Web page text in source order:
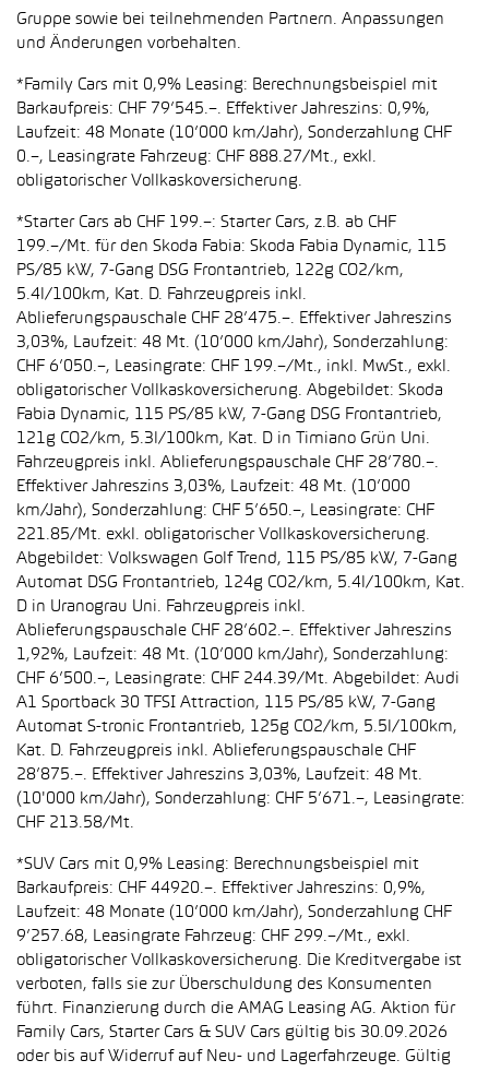
Gruppe sowie bei teilnehmenden Partnern. Anpassungen
und Änderungen vorbehalten.
*Family Cars mit 0,9% Leasing: Berechnungsbeispiel mit
Barkaufpreis: CHF 79’545.–. Effektiver Jahreszins: 0,9%,
Laufzeit: 48 Monate (10’000 km/Jahr), Sonderzahlung CHF
0.–, Leasingrate Fahrzeug: CHF 888.27/Mt., exkl.
obligatorischer Vollkaskoversicherung.
*Starter Cars ab CHF 199.–: Starter Cars, z.B. ab CHF
199.–/Mt. für den Skoda Fabia: Skoda Fabia Dynamic, 115
PS/85 kW, 7-Gang DSG Frontantrieb, 122g CO2/km,
5.4l/100km, Kat. D. Fahrzeugpreis inkl.
Ablieferungspauschale CHF 28’475.–. Effektiver Jahreszins
3,03%, Laufzeit: 48 Mt. (10’000 km/Jahr), Sonderzahlung:
CHF 6’050.–, Leasingrate: CHF 199.–/Mt., inkl. MwSt., exkl.
obligatorischer Vollkaskoversicherung. Abgebildet: Skoda
Fabia Dynamic, 115 PS/85 kW, 7-Gang DSG Frontantrieb,
121g CO2/km, 5.3l/100km, Kat. D in Timiano Grün Uni.
Fahrzeugpreis inkl. Ablieferungspauschale CHF 28’780.–.
Effektiver Jahreszins 3,03%, Laufzeit: 48 Mt. (10’000
km/Jahr), Sonderzahlung: CHF 5’650.–, Leasingrate: CHF
221.85/Mt. exkl. obligatorischer Vollkaskoversicherung.
Abgebildet: Volkswagen Golf Trend, 115 PS/85 kW, 7-Gang
Automat DSG Frontantrieb, 124g CO2/km, 5.4l/100km, Kat.
D in Uranograu Uni. Fahrzeugpreis inkl.
Ablieferungspauschale CHF 28’602.–. Effektiver Jahreszins
1,92%, Laufzeit: 48 Mt. (10’000 km/Jahr), Sonderzahlung:
CHF 6’500.–, Leasingrate: CHF 244.39/Mt. Abgebildet: Audi
A1 Sportback 30 TFSI Attraction, 115 PS/85 kW, 7-Gang
Automat S-tronic Frontantrieb, 125g CO2/km, 5.5l/100km,
Kat. D. Fahrzeugpreis inkl. Ablieferungspauschale CHF
28’875.–. Effektiver Jahreszins 3,03%, Laufzeit: 48 Mt.
(10'000 km/Jahr), Sonderzahlung: CHF 5’671.–, Leasingrate:
CHF 213.58/Mt.
*SUV Cars mit 0,9% Leasing: Berechnungsbeispiel mit
Barkaufpreis: CHF 44920.–. Effektiver Jahreszins: 0,9%,
Laufzeit: 48 Monate (10’000 km/Jahr), Sonderzahlung CHF
9’257.68, Leasingrate Fahrzeug: CHF 299.–/Mt., exkl.
obligatorischer Vollkaskoversicherung. Die Kreditvergabe ist
verboten, falls sie zur Überschuldung des Konsumenten
führt. Finanzierung durch die AMAG Leasing AG. Aktion für
Family Cars, Starter Cars & SUV Cars gültig bis 30.09.2026
oder bis auf Widerruf auf Neu- und Lagerfahrzeuge. Gültig